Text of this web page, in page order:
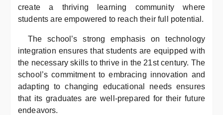
create a thriving learning community where
students are empowered to reach their full potential.
The school’s strong emphasis on technology
integration ensures that students are equipped with
the necessary skills to thrive in the 21st century. The
school’s commitment to embracing innovation and
adapting to changing educational needs ensures
that its graduates are well-prepared for their future
endeavors.